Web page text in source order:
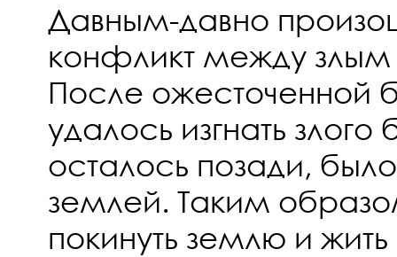
Давным-давно
конфликт между
После ожесточенной
удалось изгнать злого
осталось позади,
землей. Таким
покинуть землю и